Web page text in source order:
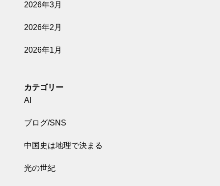
2026年3月
2026年2月
2026年1月
カテゴリー
AI
ブログ/SNS
中国史は地理で決まる
光の世紀